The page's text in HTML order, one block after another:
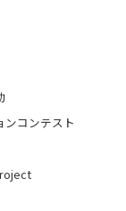
ンコンテスト